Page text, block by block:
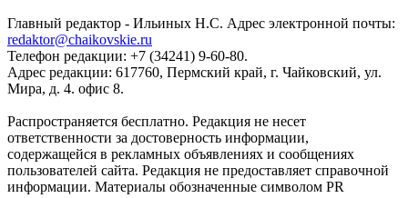
Главный редактор - Ильиных Н.С. Адрес электронной почты:
redaktor@chaikovskie.ru
Телефон редакции: +7 (34241) 9-60-80.
Адрес редакции: 617760, Пермский край, г. Чайковский, ул.
Мира, д. 4. офис 8.
Распространяется бесплатно. Редакция не несет
ответственности за достоверность информации,
содержащейся в рекламных объявлениях и сообщениях
пользователей сайта. Редакция не предоставляет справочной
информации. Материалы обозначенные символом PR